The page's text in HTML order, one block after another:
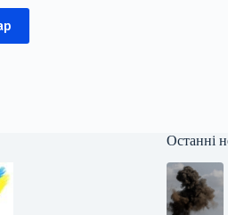
Останні